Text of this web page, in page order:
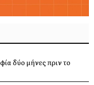
δύο μήνες πριν το